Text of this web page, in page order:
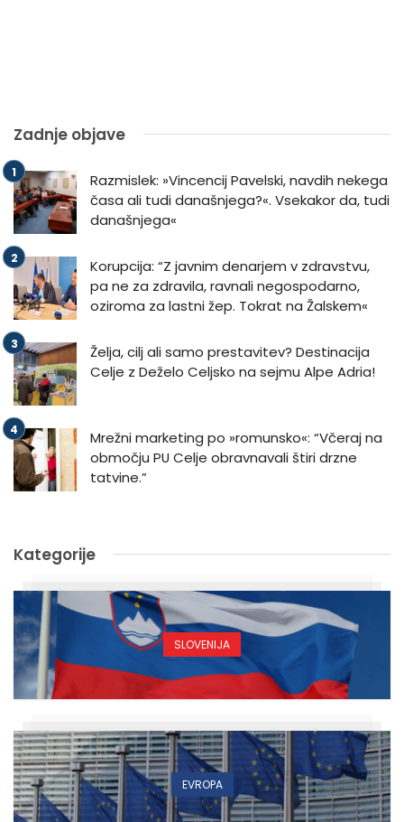
Zadnje objave
Razmislek: »Vincencij Pavelski, navdih nekega
časa ali tudi današnjega?«. Vsekakor da, tudi
današnjega«
Korupcija: “Z javnim denarjem v zdravstvu,
pa ne za zdravila, ravnali negospodarno,
oziroma za lastni žep. Tokrat na Žalskem«
Želja, cilj ali samo prestavitev? Destinacija
Celje z Deželo Celjsko na sejmu Alpe Adria!
Mrežni marketing po »romunsko«: “Včeraj na
območju PU Celje obravnavali štiri drzne
tatvine.”
Kategorije
SLOVENIJA
EVROPA